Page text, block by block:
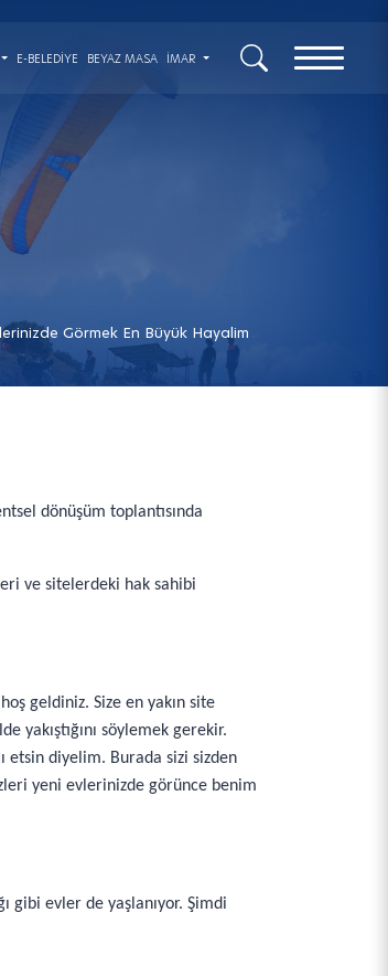
E-BELEDİYE BEYAZ MASA İMAR
Görmek En Büyük Hayalim
dönüşüm toplantısında
ve sitelerdeki hak sahibi
geldiniz. Size en yakın site
yakıştığını söylemek gerekir.
etsin diyelim. Burada sizi sizden
yeni evlerinizde görünce benim
gibi evler de yaşlanıyor. Şimdi